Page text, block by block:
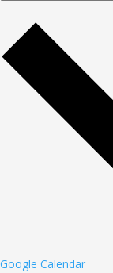
Google Calendar